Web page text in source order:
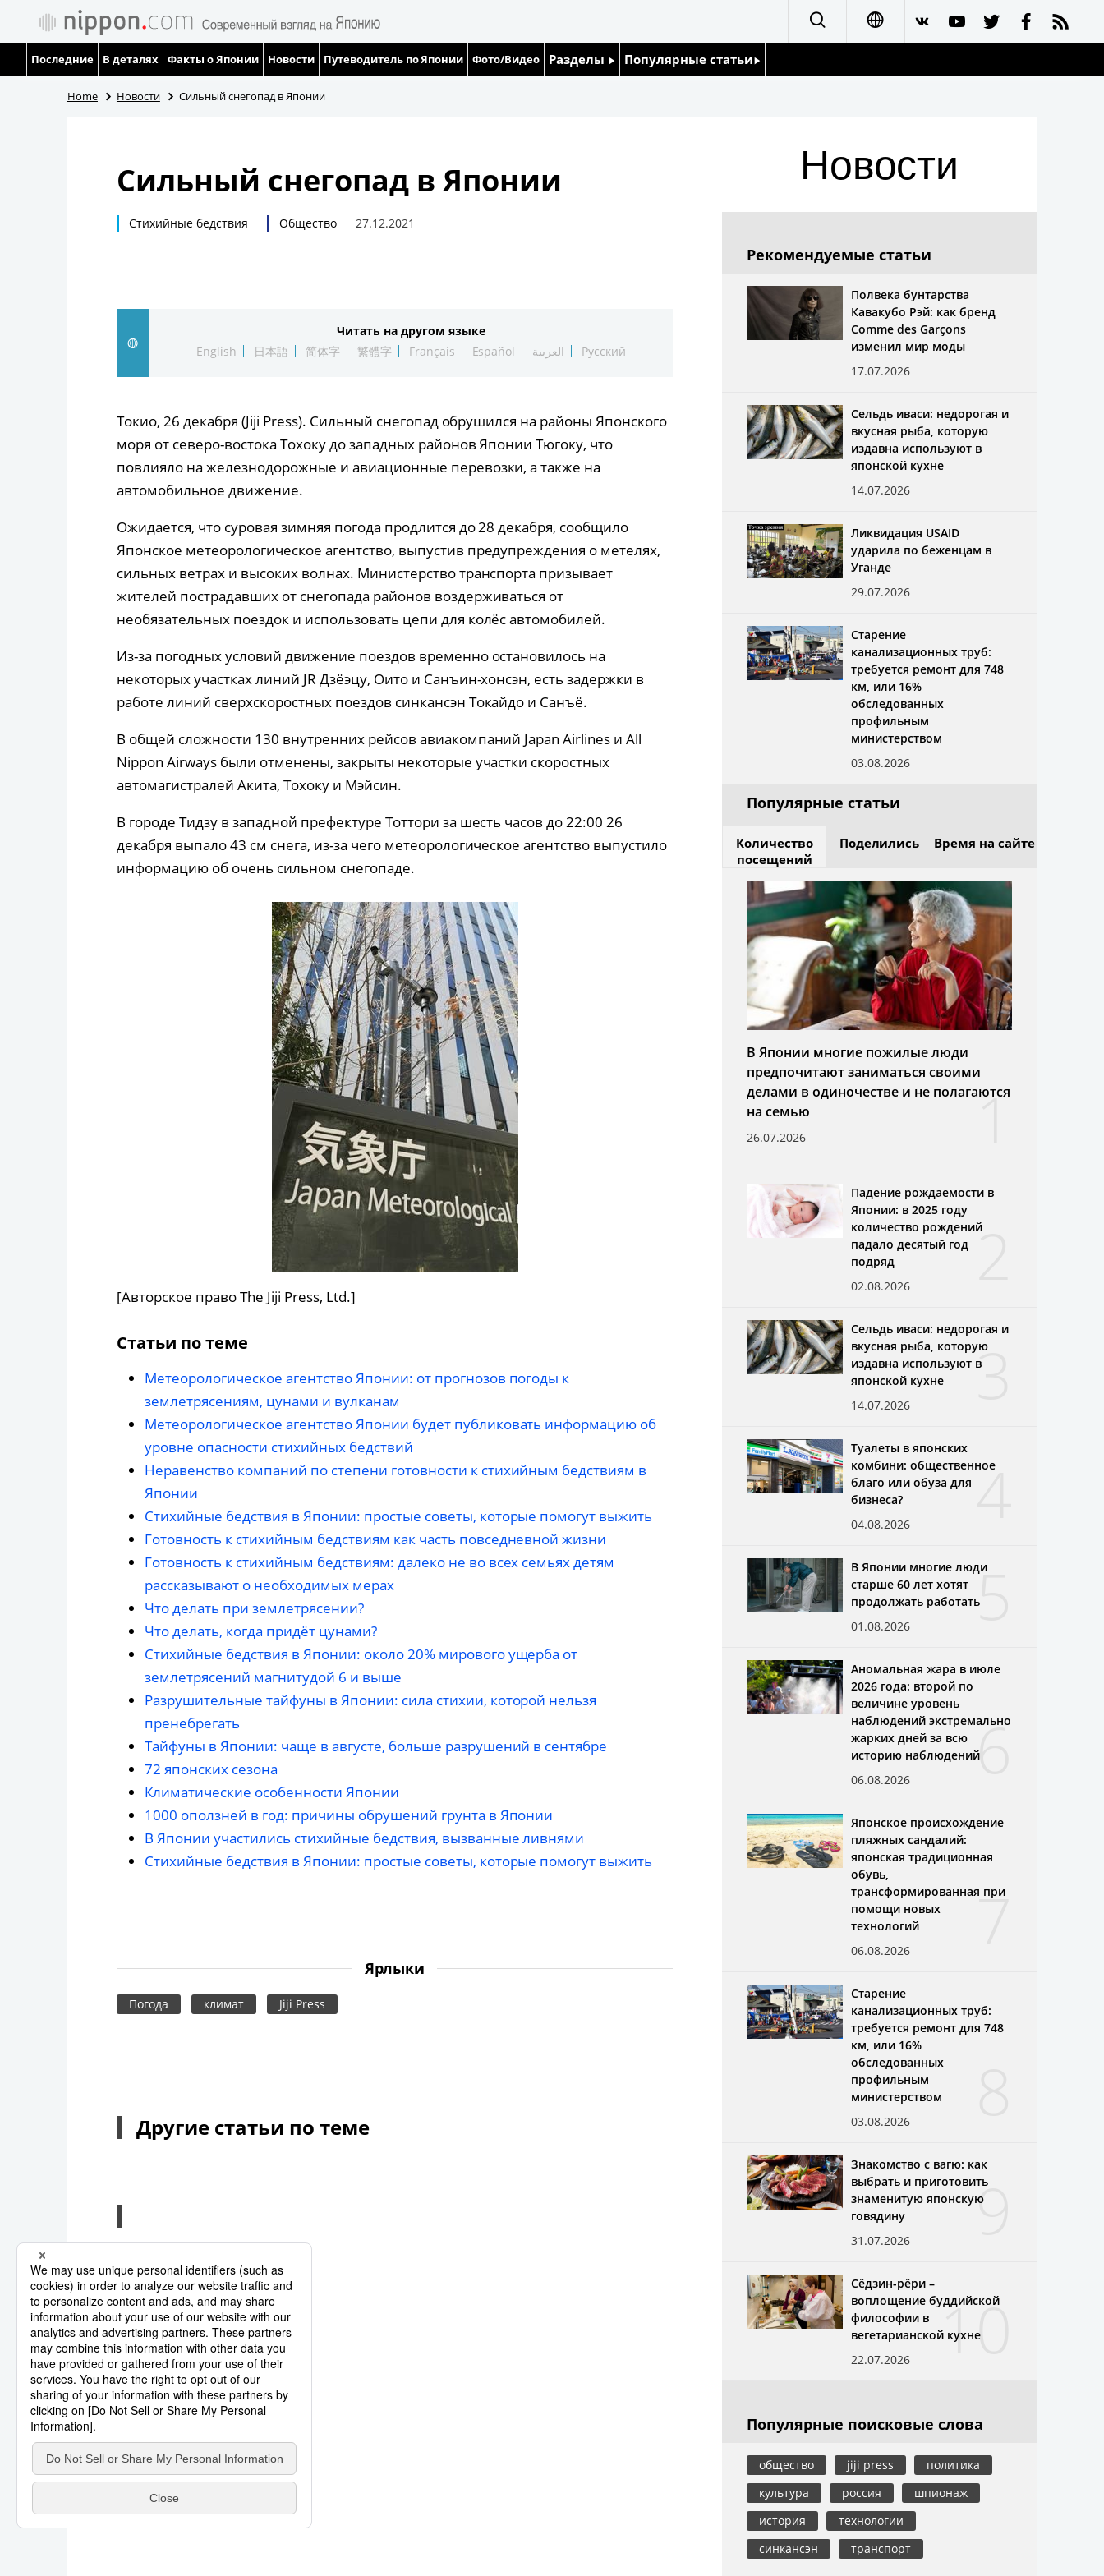
العربية
Последние В деталях Факты о Японии Новости Путеводитель по Японии Фото/Видео Разделы
Жизнь
Токио
От редакции
Популярные статьи
Home Новости Сильный снегопад в Японии
Сильный снегопад в Японии
Стихийные бедствия Общество 27.12.2021
Читать на другом языке
English
日本語 简体字 繁體字 Français Español العربية Русский
Токио, 26 декабря (Jiji Press). Сильный снегопад обрушился на районы Японского
моря от северо-востока Тохоку до западных районов Японии Тюгоку, что
повлияло на железнодорожные и авиационные перевозки, а также на
автомобильное движение.
Ожидается, что суровая зимняя погода продлится до 28 декабря, сообщило
Японское метеорологическое агентство, выпустив предупреждения о метелях,
сильных ветрах и высоких волнах. Министерство транспорта призывает
жителей пострадавших от снегопада районов воздерживаться от
необязательных поездок и использовать цепи для колёс автомобилей.
Из-за погодных условий движение поездов временно остановилось на
некоторых участках линий JR Дзёэцу, Оито и Санъин-хонсэн, есть задержки в
работе линий сверхскоростных поездов синкансэн Токайдо и Санъё.
В общей сложности 130 внутренних рейсов авиакомпаний Japan Airlines и All
Nippon Airways были отменены, закрыты некоторые участки скоростных
автомагистралей Акита, Тохоку и Мэйсин.
В городе Тидзу в западной префектуре Тоттори за шесть часов до 22:00 26
декабря выпало 43 см снега, из-за чего метеорологическое агентство выпустило
информацию об очень сильном снегопаде.
[Авторское право The Jiji Press, Ltd.]
Статьи по теме
Метеорологическое агентство Японии: от прогнозов погоды к
землетрясениям, цунами и вулканам
Метеорологическое агентство Японии будет публиковать информацию об
уровне опасности стихийных бедствий
Неравенство компаний по степени готовности к стихийным бедствиям в
Японии
Стихийные бедствия в Японии: простые советы, которые помогут выжить
Готовность к стихийным бедствиям как часть повседневной жизни
Готовность к стихийным бедствиям: далеко не во всех семьях детям
рассказывают о необходимых мерах
Что делать при землетрясении?
Что делать, когда придёт цунами?
Стихийные бедствия в Японии: около 20% мирового ущерба от
землетрясений магнитудой 6 и выше
Разрушительные тайфуны в Японии: сила стихии, которой нельзя
пренебрегать
Тайфуны в Японии: чаще в августе, больше разрушений в сентябре
72 японских сезона
Климатические особенности Японии
1000 оползней в год: причины обрушений грунта в Японии
В Японии участились стихийные бедствия, вызванные ливнями
Стихийные бедствия в Японии: простые советы, которые помогут выжить
Ярлыки
Погода климат Jiji Press
Другие статьи по теме
Новости
Рекомендуемые статьи
Полвека бунтарства
Кавакубо Рэй: как бренд
Comme des Garçons
изменил мир моды
17.07.2026
Сельдь иваси: недорогая и
вкусная рыба, которую
издавна используют в
японской кухне
14.07.2026
Ликвидация USAID
ударила по беженцам в
Уганде
29.07.2026
Старение
канализационных труб:
требуется ремонт для 748
км, или 16%
обследованных
профильным
министерством
03.08.2026
Популярные статьи
Количество
посещений
Поделились Время на сайте
1
В Японии многие пожилые люди
предпочитают заниматься своими
делами в одиночестве и не полагаются
на семью
26.07.2026
2
Падение рождаемости в
Японии: в 2025 году
количество рождений
падало десятый год
подряд
02.08.2026
3
Сельдь иваси: недорогая и
вкусная рыба, которую
издавна используют в
японской кухне
14.07.2026
4
Туалеты в японских
комбини: общественное
благо или обуза для
бизнеса?
04.08.2026
5
В Японии многие люди
старше 60 лет хотят
продолжать работать
01.08.2026
6
Аномальная жара в июле
2026 года: второй по
величине уровень
наблюдений экстремально
жарких дней за всю
историю наблюдений
06.08.2026
7
Японское происхождение
пляжных сандалий:
японская традиционная
обувь,
трансформированная при
помощи новых
технологий
06.08.2026
Старение
канализационных труб:
требуется ремонт для 748
км, или 16%
обследованных
профильным
министерством
03.08.2026
9
Знакомство с вагю: как
выбрать и приготовить
знаменитую японскую
говядину
31.07.2026
10
Сёдзин-рёри –
воплощение буддийской
философии в
вегетарианской кухне
22.07.2026
Популярные поисковые слова
общество jiji press
политика
культура
россия
шпионаж
история
технологии
синкансэн
транспорт